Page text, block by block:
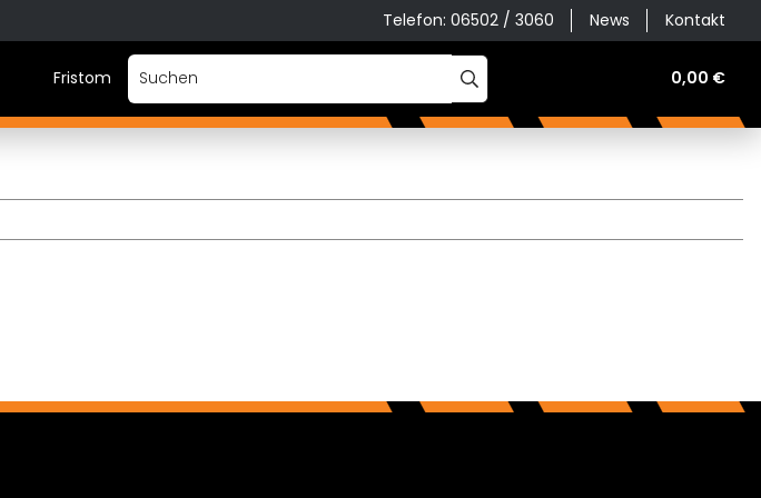
Telefon: 06502 / 3060 News Kontakt
0,00 €
Fristom Vermietung Werkstatt, Haus & Hof Zubehör & Ersatzteile